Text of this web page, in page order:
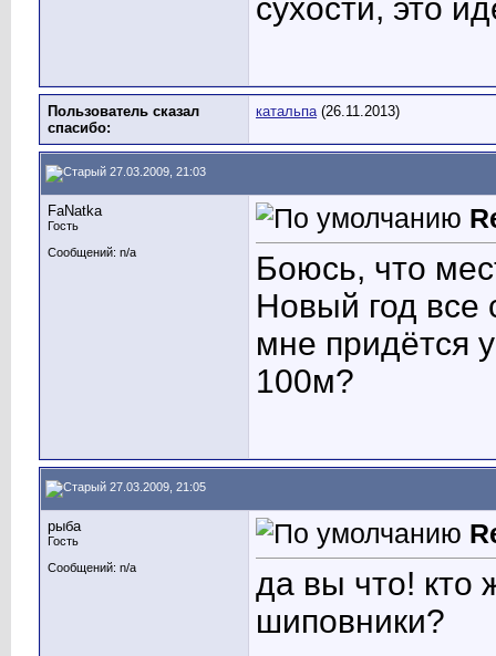
сухости, это
Пользователь сказал
cпасибо:
катальпа(26.11.2013)
27.03.2009, 21:03
FaNatka
Гость
Сообщений: n/a
Боюсь, что
Новый год все
мне придётся
100м?
27.03.2009, 21:05
рыба
Гость
Сообщений: n/a
да вы что! кто
шиповники?